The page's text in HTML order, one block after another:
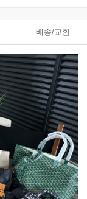
배송/교환